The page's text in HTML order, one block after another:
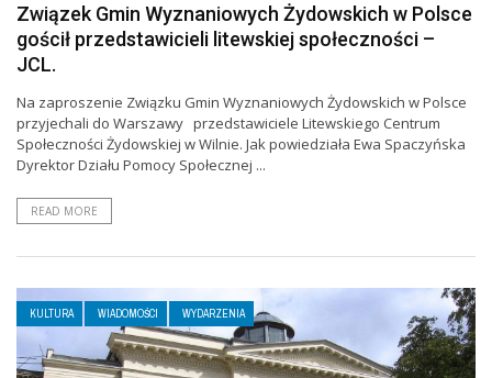
Związek Gmin Wyznaniowych Żydowskich w Polsce
gościł przedstawicieli litewskiej społeczności –
JCL.
Na zaproszenie Związku Gmin Wyznaniowych Żydowskich w Polsce
przyjechali do Warszawy przedstawiciele Litewskiego Centrum
Społeczności Żydowskiej w Wilnie. Jak powiedziała Ewa Spaczyńska
Dyrektor Działu Pomocy Społecznej ...
READ MORE
KULTURA WIADOMOŚCI WYDARZENIA